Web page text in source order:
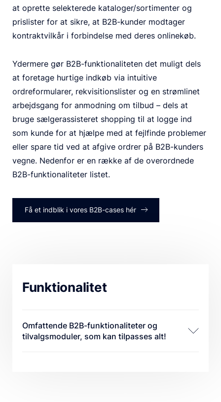
at oprette selekterede kataloger/sortimenter og
prislister for at sikre, at B2B-kunder modtager
kontraktvilkår i forbindelse med deres onlinekøb.
Ydermere gør B2B-funktionaliteten det muligt dels
at foretage hurtige indkøb via intuitive
ordreformularer, rekvisitionslister og en strømlinet
arbejdsgang for anmodning om tilbud – dels at
bruge sælgerassisteret shopping til at logge ind
som kunde for at hjælpe med at fejlfinde problemer
eller spare tid ved at afgive ordrer på B2B-kunders
vegne. Nedenfor er en række af de overordnede
B2B-funktionaliteter listet.
Få et indblik i vores B2B-cases hér
Funktionalitet
Omfattende B2B-funktionaliteter og
tilvalgsmoduler, som kan tilpasses alt!